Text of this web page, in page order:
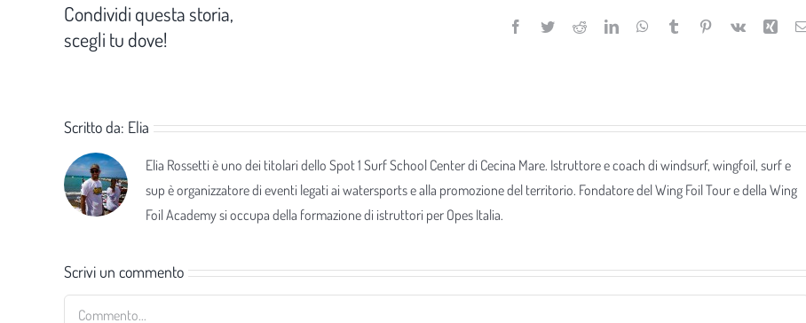
Condividi questa storia,
scegli tu dove!
Facebook
TwitterRedditLinkedInWhatsApp
Tumblr Pinterest
Vk Xing
Scritto da: Elia
Elia Rossetti è uno dei titolari dello Spot 1 Surf School Center di Cecina Mare. Istruttore e coach di windsurf, wingfoil, surf e
sup è organizzatore di eventi legati ai watersports e alla promozione del territorio. Fondatore del Wing Foil Tour e della Wing
Foil Academy si occupa della formazione di istruttori per Opes Italia.
Scrivi un commento
Commento